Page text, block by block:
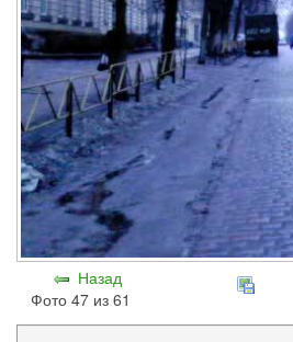
Назад
Фото 47 из 61